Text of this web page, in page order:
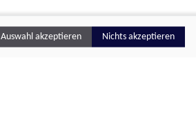
Auswahl akzeptieren Nichts akzeptieren